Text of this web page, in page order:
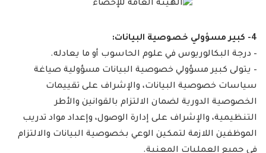
4- كبير مسؤولي خصوصية البيانات:
– درجة البكالوريوس في علوم الحاسوب أو ما يعادله.
– يتولى كبير مسؤولي خصوصية البيانات مسؤولية صياغة
سياسات خصوصية البيانات، والإشراف على تقييمات
الخصوصية الدورية لضمان الالتزام بالقوانين والأطر
التنظيمية، والإشراف على إدارة الوصول، وإعداد مواد تدريب
الموظفين اللازمة لتمكين الوعي بخصوصية البيانات والالتزام
في جميع العمليات المعنية.